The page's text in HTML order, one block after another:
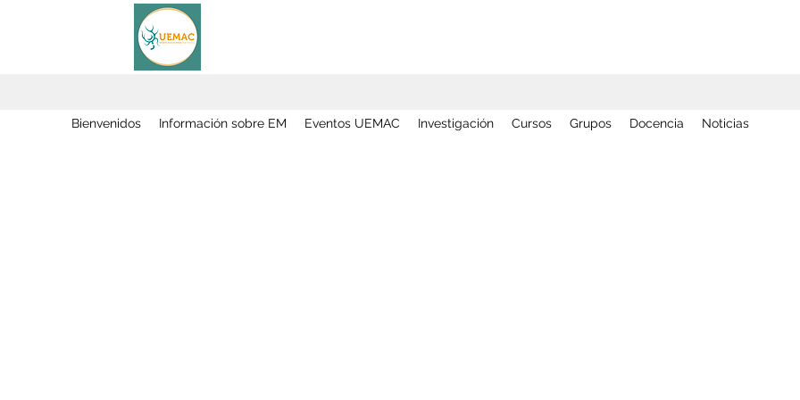
Bienvenidos Información sobre EM Eventos UEMAC Investigación Cursos Grupos Docencia Noticias